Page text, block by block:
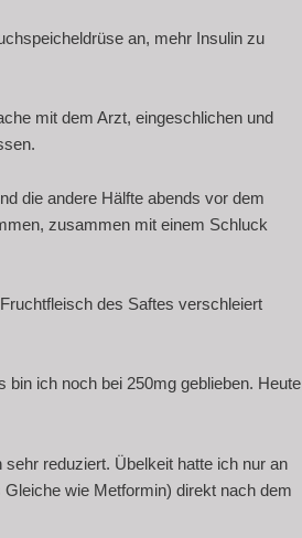
an, mehr Insulin zu
mit dem Arzt, eingeschlichen und
die andere Hälfte abends vor dem
zusammen mit einem Schluck
des Saftes verschleiert
ich noch bei 250mg geblieben. Heute
reduziert. Übelkeit hatte ich nur an
wie Metformin) direkt nach dem